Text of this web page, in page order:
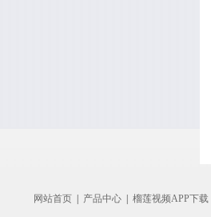
网站首页 产品中心 榴莲视频APP下载